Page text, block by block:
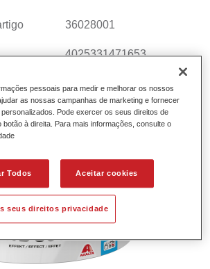
36028001
4025331471653
pessoais para medir e melhorar os nossos
as nossas campanhas de marketing e fornecer
Pode exercer os seus direitos de
botão à direita. Para mais informações, consulte o
Todos Aceitar cookies
seus direitos privacidade